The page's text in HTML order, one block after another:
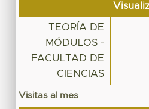
TEORÍA DE
MÓDULOS -
FACULTAD DE
CIENCIAS
Visitas al mes